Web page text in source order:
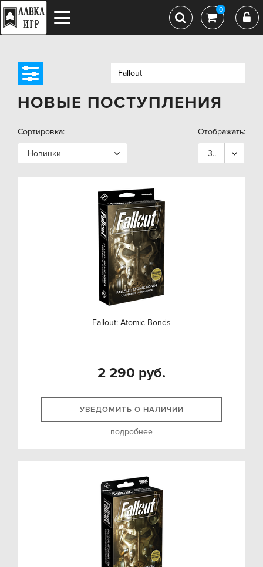
0
НОВЫЕ ПОСТУПЛЕНИЯ
Сортировка:
Новинки
Отображать:
36
Fallout: Atomic Bonds
2 290 руб.
УВЕДОМИТЬ О НАЛИЧИИ
подробнее